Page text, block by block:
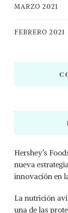
MARZO 2021
FEBRERO 2021
Hershey’s
nueva
innovación en
La nutrición
una de las